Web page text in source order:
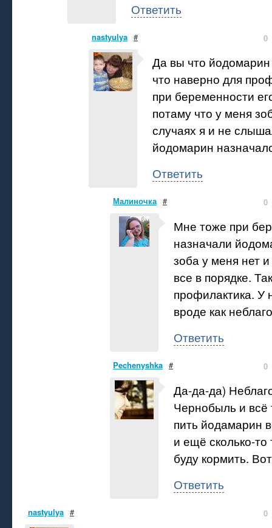
Ответить
nastyulya # 0
Да вы что йодомарин
что наверно для
при беременности
потаму что у меня
случаях я и не
йодомарин
Ответить
Малиночка # 0
Мне тоже при
назначали
зоба у меня нет
все в порядке.
профилактика. У
вроде как
Ответить
Pechenyshka # 0
Да-да-да)
Чернобыль и всё
пить йодамарин
и ещё сколько-то
буду кормить.
Ответить
nastyulya # 0